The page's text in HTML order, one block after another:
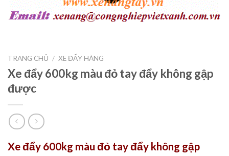
TRANG CHỦ / XE ĐẨY HÀNG
Xe đẩy 600kg màu đỏ tay đẩy không gập
được
Xe đẩy 600kg màu đỏ tay đẩy không gập